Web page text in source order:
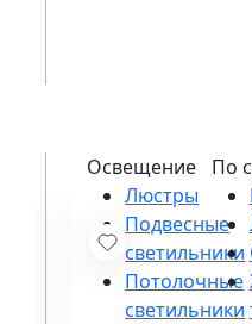
Люстры
Подвесные
светильники
Потолочные
светильники